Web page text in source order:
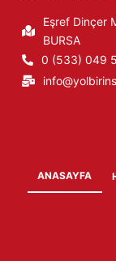
Eşref Dinçer
BURSA
0 (533) 049
ANASAYFA